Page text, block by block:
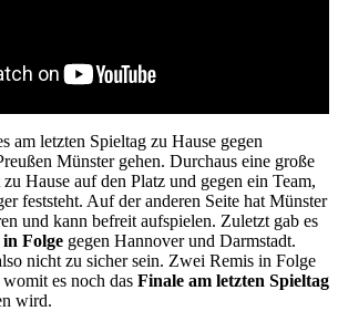
am letzten Spieltag zu Hause gegen
Münster gehen. Durchaus eine große
Hause auf den Platz und gegen ein Team,
feststeht. Auf der anderen Seite hat Münster
und kann befreit aufspielen. Zuletzt gab es
Folge gegen Hannover und Darmstadt.
nicht zu sicher sein. Zwei Remis in Folge
es noch das Finale am letzten Spieltag
wird.